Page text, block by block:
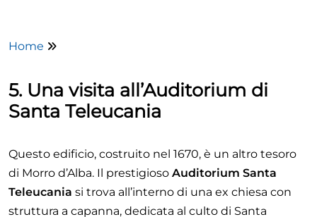
Home
5. Una visita all’Auditorium di
Santa Teleucania
Questo edificio, costruito nel 1670, è un altro tesoro
di Morro d’Alba. Il prestigioso Auditorium Santa
Teleucania si trova all’interno di una ex chiesa con
struttura a capanna, dedicata al culto di Santa